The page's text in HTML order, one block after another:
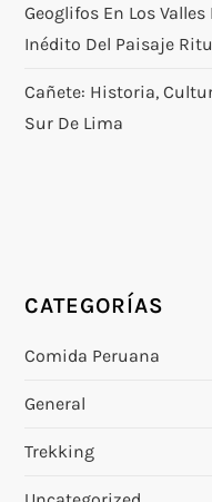
Geoglifos En Los
Inédito Del Paisaje
Cañete: Historia,
Sur De Lima
CATEGORÍAS
Comida Peruana
General
Trekking